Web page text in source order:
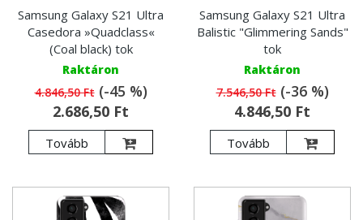
Samsung Galaxy S21 Ultra
Casedora »Quadclass«
(Coal black) tok
Raktáron
4.846,50 Ft(-45 %)
2.686,50 Ft
Tovább
Samsung Galaxy S21 Ultra
Balistic "Glimmering Sands"
tok
Raktáron
7.546,50 Ft(-36 %)
4.846,50 Ft
Tovább